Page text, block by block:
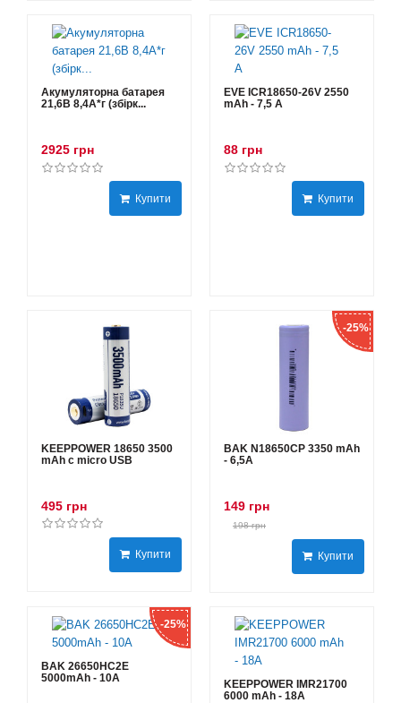
Акумуляторна батарея
21,6В 8,4A*г (збірк...
2925 грн
Купити
EVE ICR18650-26V 2550
mAh - 7,5 А
88 грн
Купити
KEEPPOWER 18650 3500
mAh с micro USB
495 грн
Купити
-25%
BAK N18650CP 3350 mAh
- 6,5А
149 грн
198 грн
Купити
-25%
BAK 26650HC2E
5000mAh - 10А
KEEPPOWER IMR21700
6000 mAh - 18А